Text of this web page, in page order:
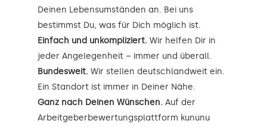
Deinen Lebensumständen an. Bei uns
bestimmst Du, was für Dich möglich ist.
Einfach und unkompliziert. Wir helfen Dir in
jeder Angelegenheit – immer und überall.
Bundesweit. Wir stellen deutschlandweit ein.
Ein Standort ist immer in Deiner Nähe.
Ganz nach Deinen Wünschen. Auf der
Arbeitgeberbewertungsplattform kununu